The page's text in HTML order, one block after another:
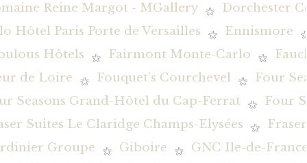
Reine Margot - MGallery
Dorchester
Hôtel Paris Porte de Versailles
Ennismore
Hôtels
Fairmont Monte-Carlo
de Loire
Fouquet's Courchevel
Four
Seasons Grand-Hôtel du Cap-Ferrat
Four
Suites Le Claridge Champs-Elysées
Groupe
Giboire
GNC Ile-de-